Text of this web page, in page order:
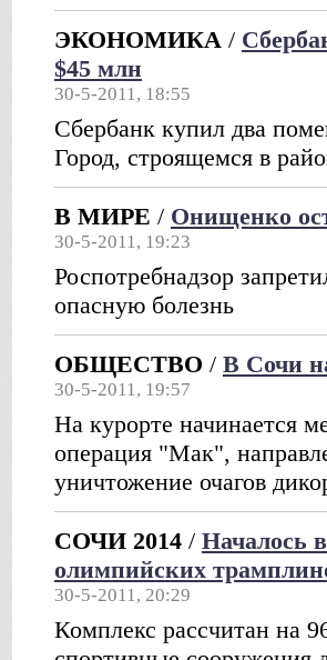
ЭКОНОМИКА /
$45 млн
30-5-2011, 18:55
Сбербанк купил два
Город, строящемся в
В МИРЕ / Онищенко
30-5-2011, 19:23
Роспотребнадзор
опасную болезнь
ОБЩЕСТВО / В Сочи
30-5-2011, 19:57
На курорте начинается
операция "Мак",
уничтожение очагов
СОЧИ 2014 / Началось
олимпийских
30-5-2011, 20:29
Комплекс рассчитан на